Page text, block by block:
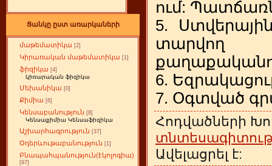
Ցանկը ըստ առարկաների
մաթեմատիկա [2]
Կիրառական մաթեմատիկա [1]
ֆիզիկա [4]
կիռարական ֆիզիկա
Մեխանիկա [0]
Քիմիա [6]
Կենսաբանություն [8]
Կենսաքիմիա Կենսաֆիզիկա
Աշխարհագրություն [37]
Օդերևութաբանություն [1]
Բնապահպանություն(էկոլոգիա)
[97]
ում:
5.
6.
7. Օգտված
Հոդվածների
Ավելացրել է: